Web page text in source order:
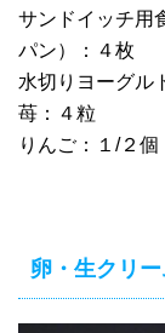
サンドイッチ用
パン）：４枚
水切りヨーグル
苺：４粒
りんご：１/２個
卵・生クリ